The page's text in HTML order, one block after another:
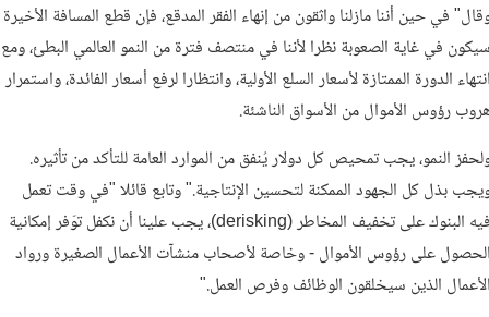
في حين أننا مازلنا واثقون من إنهاء الفقر المدقع، فإن قطع المسافة الأخيرة
في غاية الصعوبة نظرا لأننا في منتصف فترة من النمو العالمي البطئ، ومع
الدورة الممتازة لأسعار السلع الأولية، وانتظارا لرفع أسعار الفائدة، واستمرار
رؤوس الأموال من الأسواق الناشئة.
النمو، يجب تمحيص كل دولار يُنفق من الموارد العامة للتأكد من تأثيره.
بذل كل الجهود الممكنة لتحسين الإنتاجية." وتابع قائلا "في وقت تعمل
فيه البنوك على تخفيف المخاطر (derisking)، يجب علينا أن نكفل توّفر إمكانية
على رؤوس الأموال - وخاصة لأصحاب منشآت الأعمال الصغيرة ورواد
الذين سيخلقون الوظائف وفرص العمل."